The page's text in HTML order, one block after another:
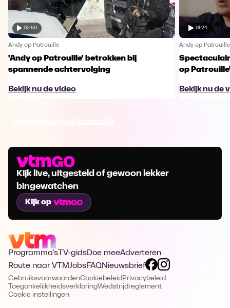
02:50
Andy op Patrouille
'Andy op Patrouille' betrokken bij
spannende achtervolging
Bekijk nu de video
01:24
Andy op Patrouille
op
Bekijk nu de
Kijk live, uitgesteld of gewoon lekker
bingewatchen
Kijk op
Programma's TV-gidsDoe meeAdverteren
Route naar VTMJobsFAQNieuwsbrief
GebruiksvoorwaardenCookiebeleid Privacybeleid
ToegankelijkheidsverklaringWedstrijdreglement
Cookie instellingen